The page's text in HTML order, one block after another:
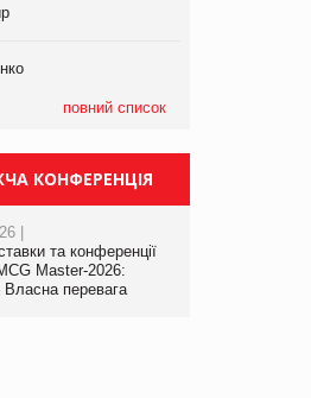
Яна Сараніна, директор
компанії «УкраМарин»
повний список
КОНФЕРЕНЦІЯ
|
та конференції
Master-2026:
перевага